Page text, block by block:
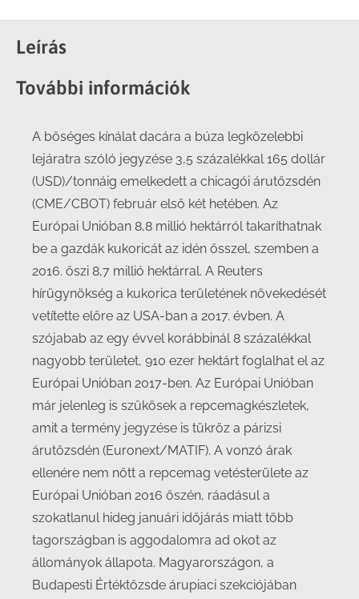
Facebook
X
Leírás
További információk
A bőséges kínálat dacára a búza legközelebbi
lejáratra szóló jegyzése 3,5 százalékkal 165 dollár
(USD)/tonnáig emelkedett a chicagói árutőzsdén
(CME/CBOT) február első két hetében. Az
Európai Unióban 8,8 millió hektárról takaríthatnak
be a gazdák kukoricát az idén ősszel, szemben a
2016. őszi 8,7 millió hektárral. A Reuters
hírügynökség a kukorica területének növekedését
vetítette előre az USA-ban a 2017. évben. A
szójabab az egy évvel korábbinál 8 százalékkal
nagyobb területet, 910 ezer hektárt foglalhat el az
Európai Unióban 2017-ben. Az Európai Unióban
már jelenleg is szűkösek a repcemagkészletek,
amit a termény jegyzése is tükröz a párizsi
árutőzsdén (Euronext/MATIF). A vonzó árak
ellenére nem nőtt a repcemag vetésterülete az
Európai Unióban 2016 őszén, ráadásul a
szokatlanul hideg januári időjárás miatt több
tagországban is aggodalomra ad okot az
állományok állapota. Magyarországon, a
Budapesti Értéktőzsde árupiaci szekciójában